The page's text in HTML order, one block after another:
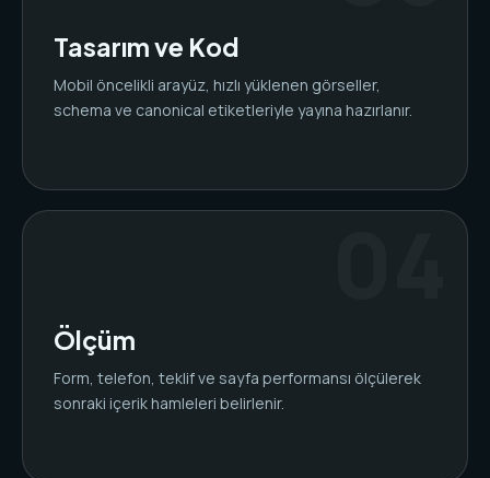
Tasarım ve Kod
Mobil öncelikli arayüz, hızlı yüklenen görseller,
schema ve canonical etiketleriyle yayına hazırlanır.
Ölçüm
Form, telefon, teklif ve sayfa performansı ölçülerek
sonraki içerik hamleleri belirlenir.